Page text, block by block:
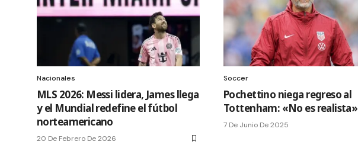
Nacionales
MLS 2026: Messi lidera, James llega
y el Mundial redefine el fútbol
norteamericano
20 De Febrero De 2026
Soccer
Pochettino niega regreso al
Tottenham: «No es realista»
7 De Junio De 2025